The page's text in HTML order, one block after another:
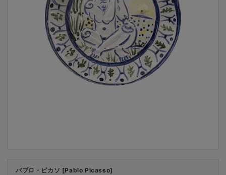
パブロ・ピカソ [Pablo Picasso]